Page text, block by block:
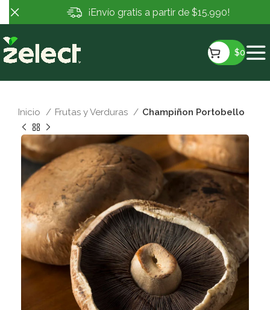
$0
Inicio Frutas y Verduras Champiñon Portobello
¡Envío gratis a partir de $15.990!